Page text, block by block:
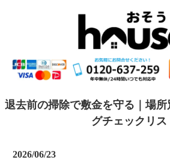
退去前の掃除で敷金を守る｜場
グチェックリス
2026/06/23